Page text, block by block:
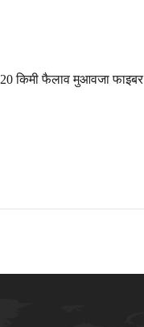
20 किमी फैलाव मुआवजा फाइबर